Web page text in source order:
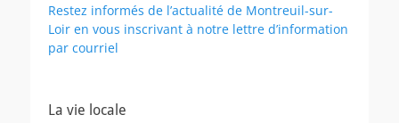
Restez informés de l’actualité de Montreuil-sur-
Loir en vous inscrivant à notre lettre d’information
par courriel
La vie locale